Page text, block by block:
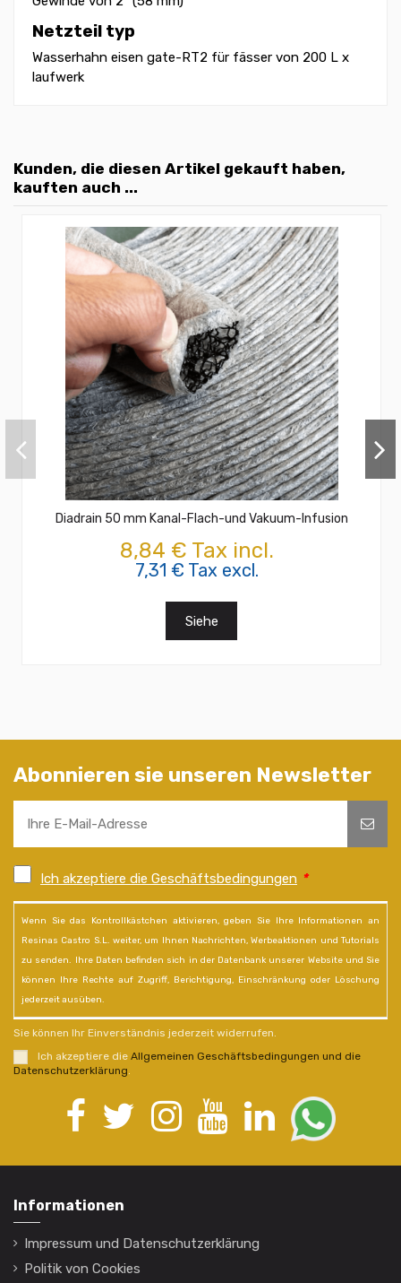
Netzteil typ
Wasserhahn eisen gate-RT2 für fässer von 200 L x
laufwerk
Kunden, die diesen Artikel gekauft haben,
kauften auch ...
Diadrain 50 mm Kanal-Flach-und Vakuum-Infusion
8,84 € Tax incl.
7,31 € Tax excl.
Siehe
Abonnieren sie unseren Newsletter
Ich akzeptiere die Geschäftsbedingungen *
Wenn Sie das Kontrollkästchen aktivieren, geben Sie Ihre Informationen an
Resinas Castro S.L. weiter, um Ihnen Nachrichten, Werbeaktionen und Tutorials
zu senden. Ihre Daten befinden sich in der Datenbank unserer Website und Sie
können Ihre Rechte auf Zugriff, Berichtigung, Einschränkung oder Löschung
jederzeit ausüben.
Sie können Ihr Einverständnis jederzeit widerrufen.
Ich akzeptiere die Allgemeinen Geschäftsbedingungen und die
Datenschutzerklärung.
Informationen
Impressum und Datenschutzerklärung
Politik von Cookies